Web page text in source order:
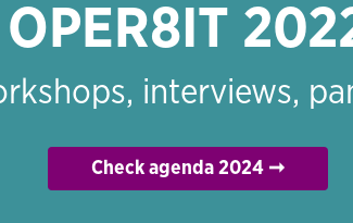
OPER8IT
interviews,
Check agenda 2024 ➞